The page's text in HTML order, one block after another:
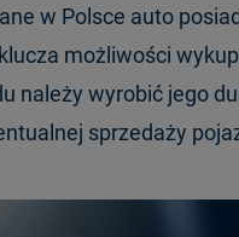
w Polsce auto
możliwości
należy wyrobić jego
sprzedaży